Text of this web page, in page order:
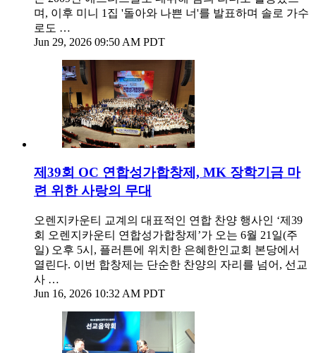
며, 이후 미니 1집 '돌아와 나쁜 너'를 발표하며 솔로 가수
로도 …
Jun 29, 2026 09:50 AM PDT
제39회 OC 연합성가합창제, MK 장학기금 마
련 위한 사랑의 무대
오렌지카운티 교계의 대표적인 연합 찬양 행사인 ‘제39
회 오렌지카운티 연합성가합창제’가 오는 6월 21일(주
일) 오후 5시, 플러튼에 위치한 은혜한인교회 본당에서
열린다. 이번 합창제는 단순한 찬양의 자리를 넘어, 선교
사 …
Jun 16, 2026 10:32 AM PDT